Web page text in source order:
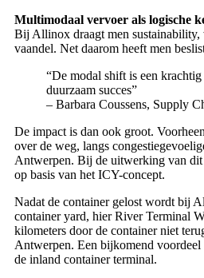
Multimodaal vervoer als logische
Bij Allinox draagt men sustainability,
vaandel. Net daarom heeft men
“De modal shift is een
duurzaam succes”
– Barbara Coussens, Supply
De impact is dan ook groot.
over de weg, langs
Antwerpen. Bij de uitwerking van dit
op basis van het ICY-concept.
Nadat de container gelost wordt bij
container yard, hier River Terminal
kilometers door de container niet
Antwerpen. Een bijkomend
de inland container terminal.